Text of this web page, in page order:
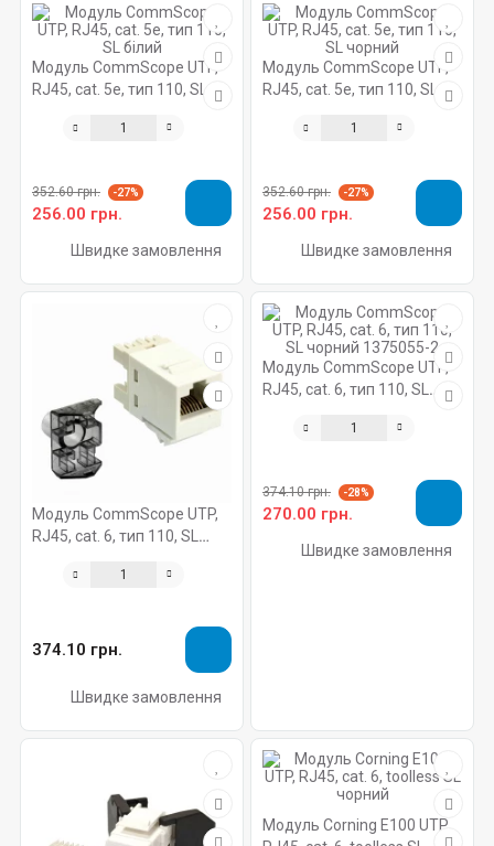
Модуль CommScope UTP,
RJ45, cat. 5e, тип 110, SL
352.60 грн. -27%
256.00 грн.
Швидке замовлення
Модуль CommScope UTP,
RJ45, cat. 5e, тип 110, SL
352.60 грн. -27%
256.00 грн.
Швидке замовлення
Модуль CommScope UTP,
RJ45, cat. 6, тип 110, SL
374.10 грн.
Швидке замовлення
Модуль CommScope UTP,
RJ45, cat. 6, тип 110, SL
374.10 грн. -28%
270.00 грн.
Швидке замовлення
Модуль Corning E100 UTP,